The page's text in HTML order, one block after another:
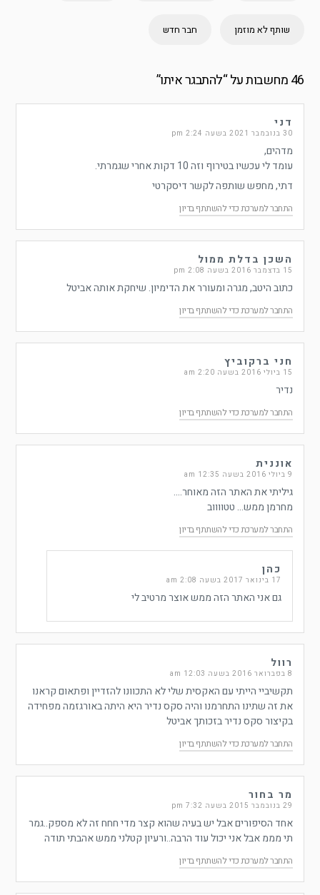
שותף לא מוזמן חבר חדש
46 מחשבות על “ להתבגר איתו”
דני
30 בנובמבר 2021 בשעה 2:24 pm
מדהים,
עומד לי עכשיו בטירוף וזה 10 דקות אחרי שגמרתי.
דתי, מחפש שותפה לקשר דיסקרטי
התחבר למערכת כדי להשתתף בדיון
השכן בדלת ממול
15 בדצמבר 2016 בשעה 2:08 pm
כתוב היטב, מגרה ומעורר את הדימיון. שיחקת אותה אביטל
התחבר למערכת כדי להשתתף בדיון
חני ברקוביץ
15 ביולי 2016 בשעה 2:20 am
נדיר
התחבר למערכת כדי להשתתף בדיון
אוננית
9 ביולי 2016 בשעה 12:35 am
גיליתי את האתר הזה מאוחר….
מחרמן ממש… טטווווב
התחבר למערכת כדי להשתתף בדיון
כהן
17 בינואר 2017 בשעה 2:08 am
גם אני האתר הזה ממש אוצר מרטיב לי
רוול
8 בפברואר 2016 בשעה 12:03 am
תקשיביי הייתי עם האקסית שלי לא התכוונו להזדיין ופתאום קראנו
את זה שתינו התחרמנו והיה סקס נדיר היא היתה באורגזמה מפחידה
בקיצור סקס נדיר בזכותך אביטל
התחבר למערכת כדי להשתתף בדיון
מר בחור
29 בנובמבר 2015 בשעה 7:32 pm
אחד הסיפורים אבל יש בעיה שהוא קצר מדי חחח זה לא מספק..גמר
תי מממ אבל אני יכול עוד הרבה..ורעיון קטלני ממש אהבתי תודה
התחבר למערכת כדי להשתתף בדיון